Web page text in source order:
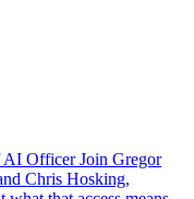
AI Officer Join Gregor
Chris Hosking,